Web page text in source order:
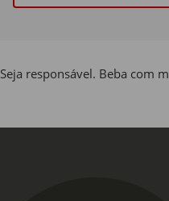
Seja responsável. Beba com